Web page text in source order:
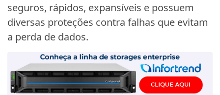
seguros, rápidos, expansíveis e possuem
diversas proteções contra falhas que evitam
a perda de dados.